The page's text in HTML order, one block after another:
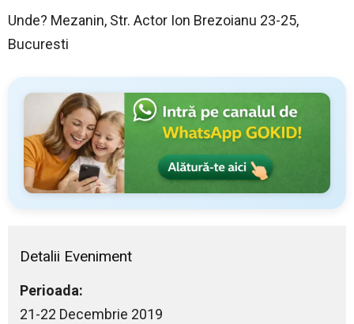
Unde? Mezanin, Str. Actor Ion Brezoianu 23-25,
Bucuresti
Detalii Eveniment
Perioada:
21-22 Decembrie 2019